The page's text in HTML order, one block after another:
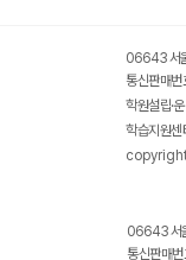
06643 서
통신판매
학원설립·
학습지원
06643 서
통신판매